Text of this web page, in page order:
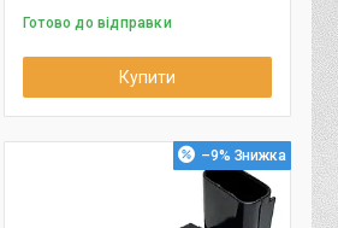
Готово до відправки
Купити
–9%